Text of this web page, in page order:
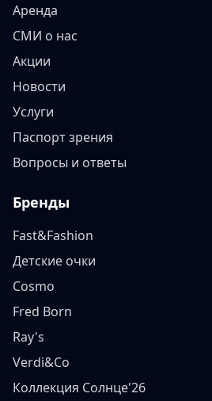
Аренда
СМИ о нас
Акции
Новости
Услуги
Паспорт зрения
Вопросы и ответы
Бренды
Fast&Fashion
Детские очки
Cosmo
Fred Born
Ray's
Verdi&Co
Коллекция Солнце'26